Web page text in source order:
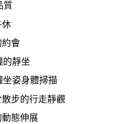
質
會
靜坐
姿身體掃描
步的行走靜觀
態伸展